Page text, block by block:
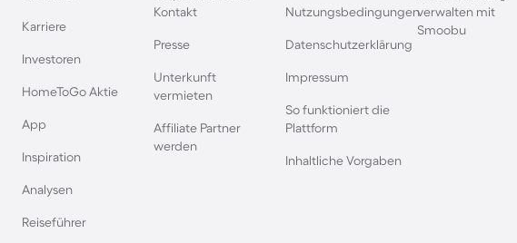
Ferienhäuser mit Pool auf den
Griechischen Inseln
Ferienhäuser mit Pool an der
Italienischen Riviera
Ferienhäuser mit Pool in den
Ferienhäuser mit Pool in
Großbritannien
Karriere
Investoren
HomeToGo Aktie
App
Inspiration
Analysen
Reiseführer
Kontakt
Presse
Unterkunft
vermieten
Affiliate Partner
werden
Nutzungsbedingungen
Datenschutzerklärung
Impressum
So funktioniert die
Plattform
Inhaltliche Vorgaben
verwalten mit
Smoobu